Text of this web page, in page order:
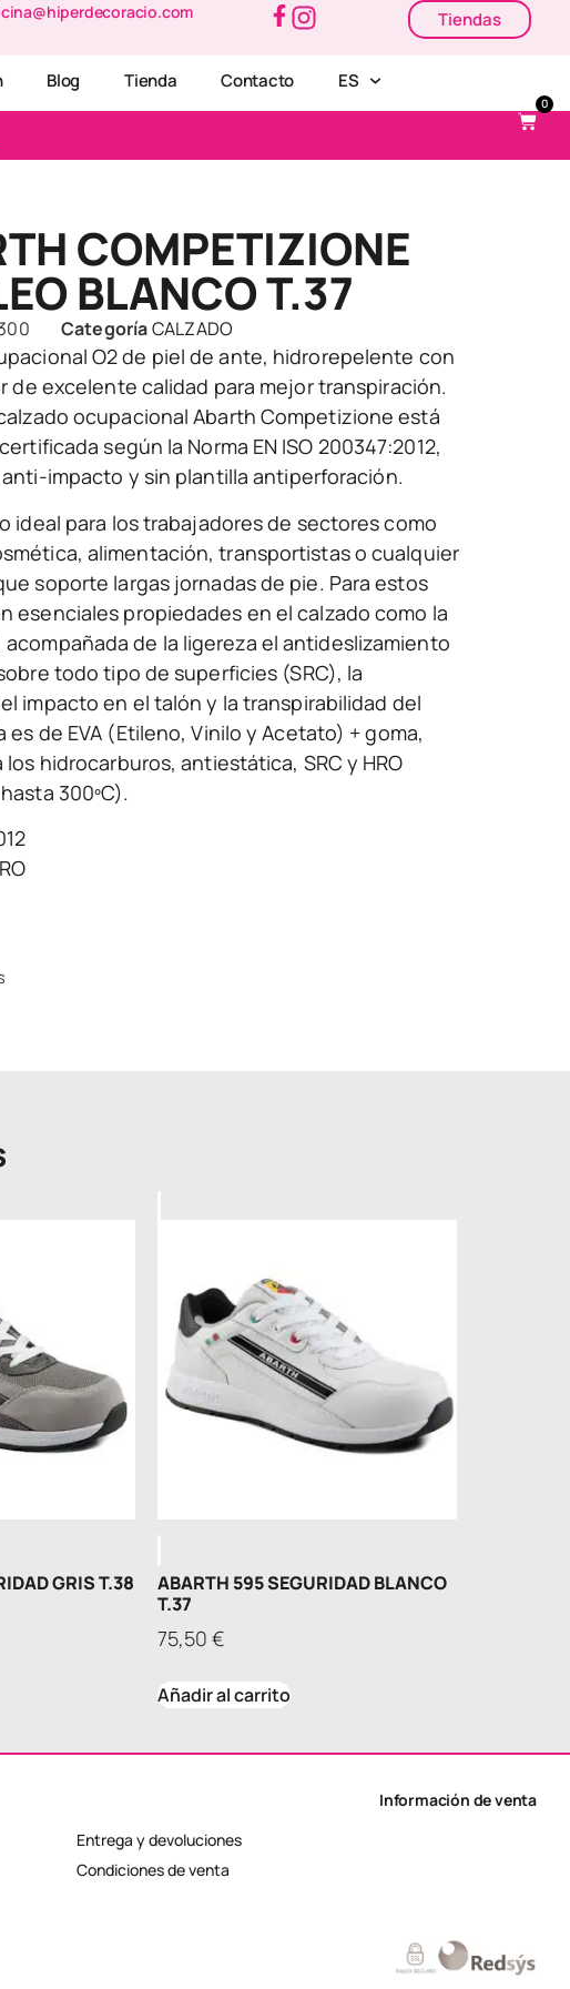
Tiendas
Blog Tienda Contacto ES
0
COMPETIZIONE
BLANCO T.37
CategoríaCALZADO
O2 de piel de ante, hidrorepelente con
de excelente calidad para mejor transpiración.
ocupacional Abarth Competizione está
según la Norma EN ISO 200347:2012,
impacto y sin plantilla antiperforación.
ideal para los trabajadores de sectores como
alimentación, transportistas o cualquier
soporte largas jornadas de pie. Para estos
esenciales propiedades en el calzado como la
de la ligereza el antideslizamiento
todo tipo de superficies (SRC), la
impacto en el talón y la transpirabilidad del
es de EVA (Etileno, Vinilo y Acetato) + goma,
hidrocarburos, antiestática, SRC y HRO
300ºC).
GRIS T.38
ABARTH 595 SEGURIDAD BLANCO
T.37
75,50 €
Añadir al carrito
Información de venta
Entrega y devoluciones
Condiciones de venta